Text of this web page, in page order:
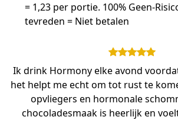
= 1,23 per portie. 100% Geen-
tevreden = Niet betalen
Ik drink Hormony elke avond
het helpt me echt om tot rust te
opvliegers en hormonale
chocoladesmaak is heerlijk en